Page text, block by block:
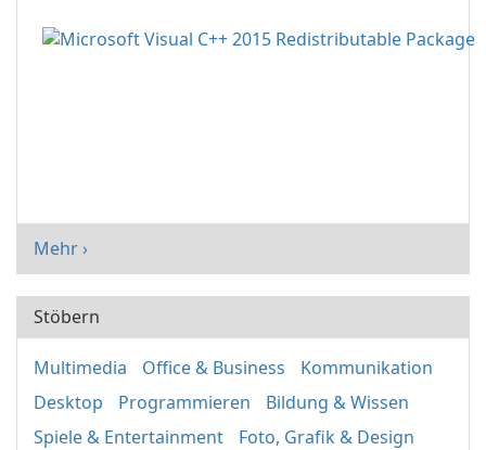
Mehr ›
Stöbern
Multimedia Office & Business
Kommunikation
Desktop
Programmieren
Bildung & Wissen
Spiele & Entertainment
Foto, Grafik & Design